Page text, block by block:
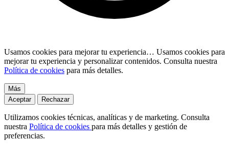
Usamos cookies para mejorar tu experiencia… Usamos cookies para
mejorar tu experiencia y personalizar contenidos. Consulta nuestra
Política de cookies para más detalles.
Más
Aceptar
Rechazar
Utilizamos cookies técnicas, analíticas y de marketing. Consulta
nuestra Política de cookies para más detalles y gestión de
preferencias.